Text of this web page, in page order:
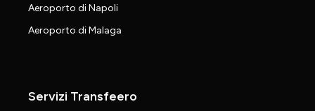
Aeroporto di Napoli
Aeroporto di Malaga
Servizi Transfeero